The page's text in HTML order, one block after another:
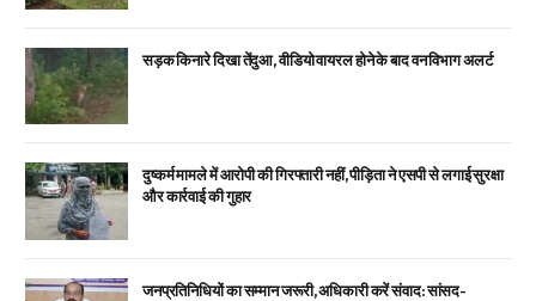
सड़क किनारे दिखा तेंदुआ, वीडियो वायरल होने के बाद वन विभाग अलर्ट
दुष्कर्म मामले में आरोपी की गिरफ्तारी नहीं, पीड़िता ने एसपी से लगाई सुरक्षा
और कार्रवाई की गुहार
जनप्रतिनिधियों का सम्मान जरूरी, अधिकारी करें संवाद: सांसद-